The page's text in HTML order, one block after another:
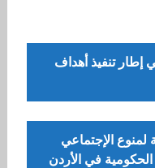
إطار تنفيذ أهداف
لمنوع الإجتماعي
في الأردن